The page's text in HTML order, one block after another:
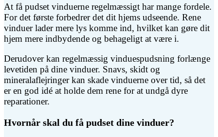
At få pudset vinduerne regelmæssigt har mange fordele.
For det første forbedrer det dit hjems udseende. Rene
vinduer lader mere lys komme ind, hvilket kan gøre dit
hjem mere indbydende og behageligt at være i.
Derudover kan regelmæssig vinduespudsning forlænge
levetiden på dine vinduer. Snavs, skidt og
mineralaflejringer kan skade vinduerne over tid, så det
er en god idé at holde dem rene for at undgå dyre
reparationer.
Hvornår skal du få pudset dine vinduer?